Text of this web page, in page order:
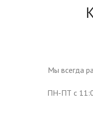
Мы всегда
ПН-ПТ с